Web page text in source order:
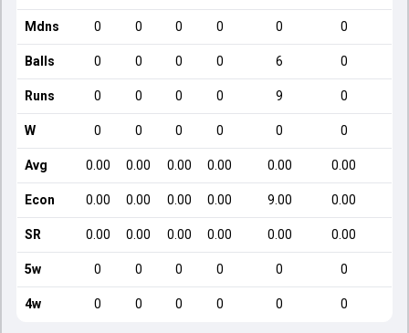
Mdns 0 0 0 0 0 0
Balls 0 0 0 0 6 0
Runs 0 0 0 0 9 0
W 0 0 0 0 0 0
Avg 0.00 0.00 0.00 0.00 0.00 0.00
Econ 0.00 0.00 0.00 0.00 9.00 0.00
SR 0.00 0.00 0.00 0.00 0.00 0.00
5w 0 0 0 0 0 0
4w 0 0 0 0 0 0